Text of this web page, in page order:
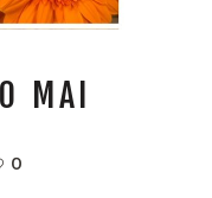
MAI
0